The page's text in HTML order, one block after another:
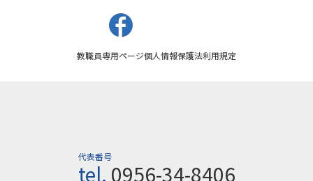
教職員専用ページ個人情報保護法利用規定
代表番号
tel. 0956-34-8406